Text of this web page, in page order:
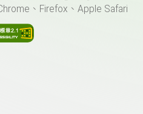
、Firefox、Apple Safari